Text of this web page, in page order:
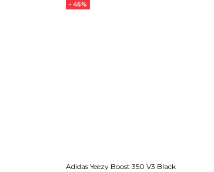
- 46%
Adidas Yeezy Boost 350 V3 Black